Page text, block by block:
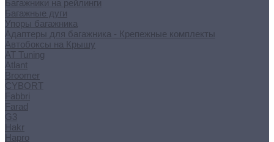
Багажники на рейлинги
Багажные дуги
Упоры багажника
Адаптеры для багажника - Крепежные комплекты
Автобоксы на Крышу
AT Tuning
Atlant
Broomer
CYBORT
Fabbri
Farad
G3
Hakr
Hapro